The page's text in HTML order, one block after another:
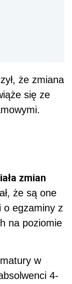
że zmiana
się ze
zmian
że są one
o egzaminy z
na poziomie
w
4-